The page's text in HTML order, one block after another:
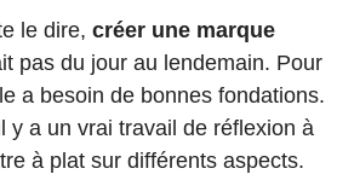
le dire, créer une marque
pas du jour au lendemain. Pour
a besoin de bonnes fondations.
y a un vrai travail de réflexion à
à plat sur différents aspects.